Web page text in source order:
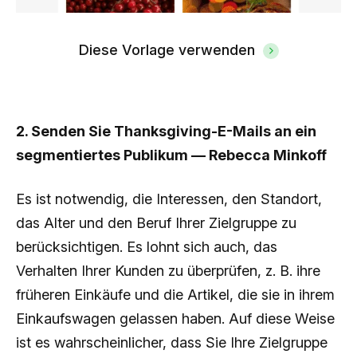
Diese Vorlage verwenden
2. Senden Sie Thanksgiving-E-Mails an ein
segmentiertes Publikum — Rebecca Minkoff
Es ist notwendig, die Interessen, den Standort,
das Alter und den Beruf Ihrer Zielgruppe zu
berücksichtigen. Es lohnt sich auch, das
Verhalten Ihrer Kunden zu überprüfen, z. B. ihre
früheren Einkäufe und die Artikel, die sie in ihrem
Einkaufswagen gelassen haben. Auf diese Weise
ist es wahrscheinlicher, dass Sie Ihre Zielgruppe